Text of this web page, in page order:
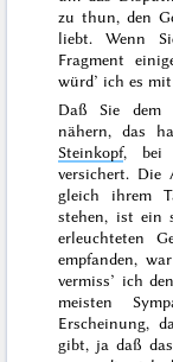
zu thun, den
liebt. Wenn
Fragment
würd’ ich es
Daß Sie dem
nähern, das
Steinkopf, bei
versichert. Die
gleich ihrem
stehen, ist ein
erleuchteten
empfanden,
vermiss’ ich
meisten
Erscheinung,
gibt, ja daß